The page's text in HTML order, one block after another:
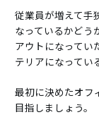
従業員が増えて手
なっているかどう
アウトになってい
テリアになってい
最初に決めたオフ
目指しましょう。